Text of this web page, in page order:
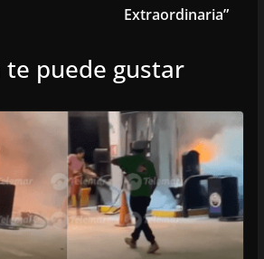
Extraordinaria”
te puede gustar